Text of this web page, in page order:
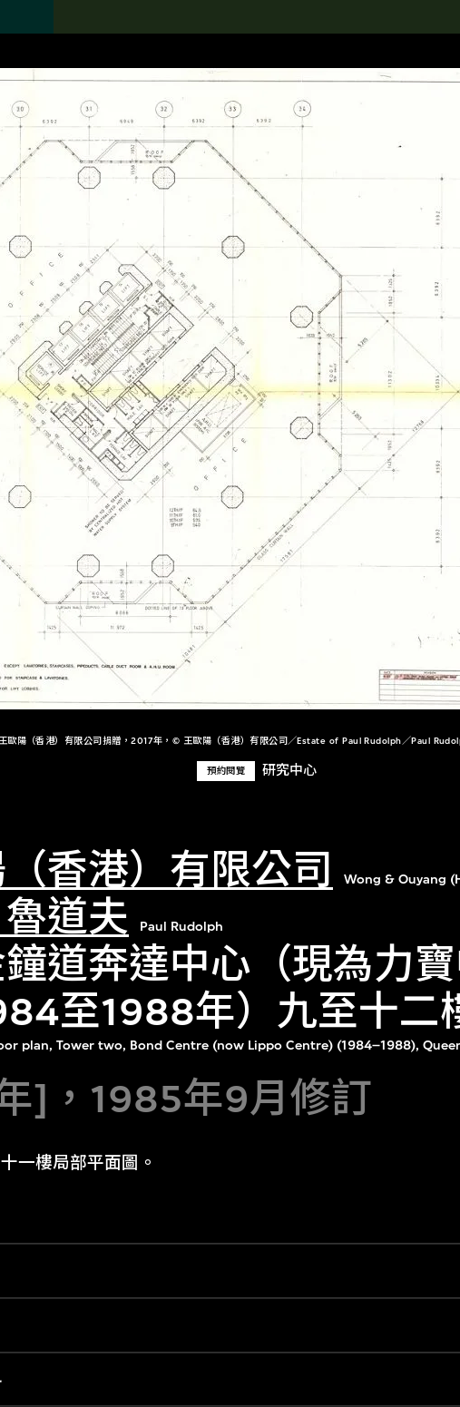
歐陽（香港）有限公司捐贈，2017年，© 王歐陽（香港）有限公司／Estate of Paul Rudolph／Paul
預約閱覽 研究中心
香港）有限公司 Wong & Ouyang
道夫 Paul Rudolph
道奔達中心（現為力
至1988年）九至十二
plan, Tower two, Bond Centre (now Lippo Centre) (1984–1988),
]，1985年9月修訂
一樓局部平面圖。
Search the Collection